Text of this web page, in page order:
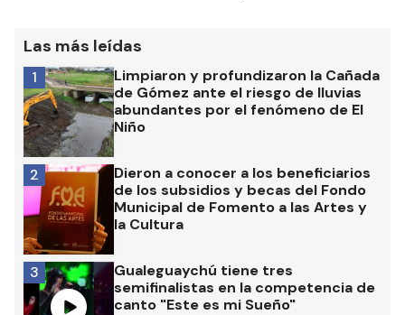
Las más leídas
Limpiaron y profundizaron la Cañada
de Gómez ante el riesgo de lluvias
abundantes por el fenómeno de El
Niño
1
Dieron a conocer a los beneficiarios
de los subsidios y becas del Fondo
Municipal de Fomento a las Artes y
la Cultura
2
Gualeguaychú tiene tres
semifinalistas en la competencia de
canto "Este es mi Sueño"
3